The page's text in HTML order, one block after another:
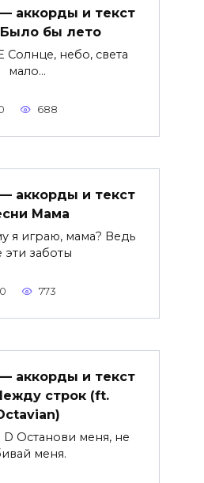
аккорды и текст
бы лето
Солнце, небо, света
мало...
688
аккорды и текст
Мама
я играю, мама? Ведь
эти заботы
0 773
аккорды и текст
строк (ft.
Останови меня, не
меня.